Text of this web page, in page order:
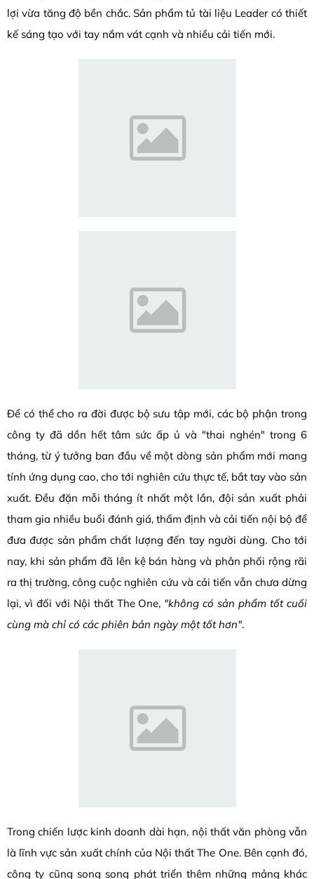
lợi vừa tăng độ bền chắc. Sản phẩm tủ tài liệu Leader có thiết
kế sáng tạo với tay nắm vát cạnh và nhiều cải tiến mới.
Để có thể cho ra đời được bộ sưu tập mới, các bộ phận trong
công ty đã dồn hết tâm sức ấp ủ và "thai nghén" trong 6
tháng, từ ý tưởng ban đầu về một dòng sản phẩm mới mang
tính ứng dụng cao, cho tới nghiên cứu thực tế, bắt tay vào sản
xuất. Đều đặn mỗi tháng ít nhất một lần, đội sản xuất phải
tham gia nhiều buổi đánh giá, thẩm định và cải tiến nội bộ để
đưa được sản phẩm chất lượng đến tay người dùng. Cho tới
nay, khi sản phẩm đã lên kệ bán hàng và phân phối rộng rãi
ra thị trường, công cuộc nghiên cứu và cải tiến vẫn chưa dừng
lại, vì đối với Nội thất The One, "không có sản phẩm tốt cuối
cùng mà chỉ có các phiên bản ngày một tốt hơn".
Trong chiến lược kinh doanh dài hạn, nội thất văn phòng vẫn
là lĩnh vực sản xuất chính của Nội thất The One. Bên cạnh đó,
công ty cũng song song phát triển thêm những mảng khác